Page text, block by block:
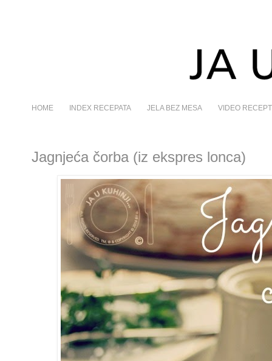
HOME INDEX RECEPATA JELA BEZ MESA VIDEO
Jagnjeća čorba (iz ekspres lonca)